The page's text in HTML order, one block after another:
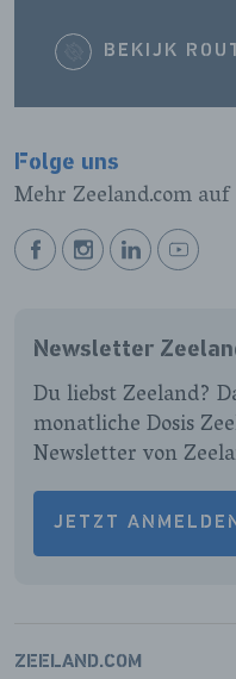
BEKIJK
Folge uns
Mehr Zeeland.com auf
BEKIJK
PAGINA
BEKIJK
PAGINA
BEKIJK
PAGINA
Newsletter
Du liebst Zeeland?
monatliche Dosis
Newsletter von
JETZT
ZEELAND.COM